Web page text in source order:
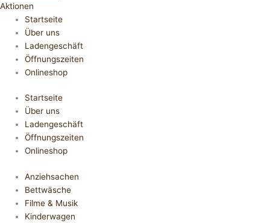
Aktionen
Startseite
Über uns
Ladengeschäft
Öffnungszeiten
Onlineshop
Startseite
Über uns
Ladengeschäft
Öffnungszeiten
Onlineshop
Anziehsachen
Bettwäsche
Filme & Musik
Kinderwagen